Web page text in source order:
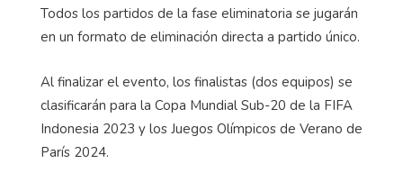
Todos los partidos de la fase eliminatoria se jugarán
en un formato de eliminación directa a partido único.
Al finalizar el evento, los finalistas (dos equipos) se
clasificarán para la Copa Mundial Sub-20 de la FIFA
Indonesia 2023 y los Juegos Olímpicos de Verano de
París 2024.